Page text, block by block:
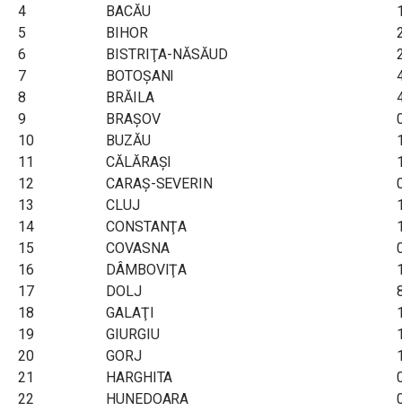
4
BACĂU
5
BIHOR
6
BISTRIŢA-NĂSĂUD
7
BOTOŞANI
8
BRĂILA
9
BRAŞOV
10
BUZĂU
11
CĂLĂRAŞI
12
CARAŞ-SEVERIN
13
CLUJ
14
CONSTANŢA
15
COVASNA
16
DÂMBOVIŢA
17
DOLJ
18
GALAŢI
19
GIURGIU
20
GORJ
21
HARGHITA
22
HUNEDOARA